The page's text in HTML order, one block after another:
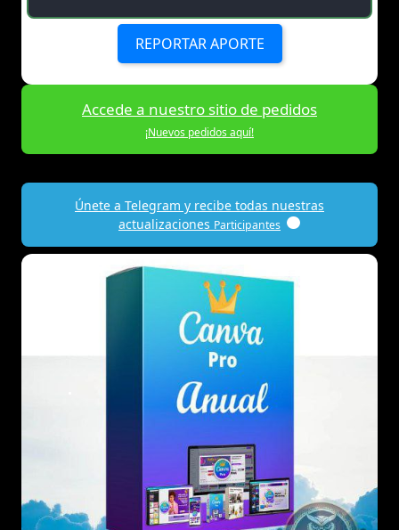
REPORTAR APORTE
Accede a nuestro sitio de pedidos
¡Nuevos pedidos aquí!
Únete a Telegram y recibe todas nuestras
actualizaciones Participantes